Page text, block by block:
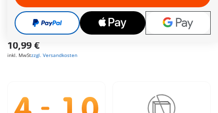
Sichere &Flexible Zahlung
10,99 €
inkl. MwStzzgl. Versandkosten